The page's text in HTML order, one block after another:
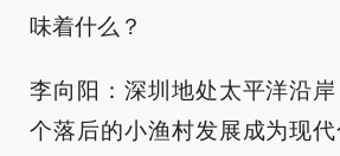
味着什么？
李向阳：深圳地处太平洋沿
个落后的小渔村发展成为现代